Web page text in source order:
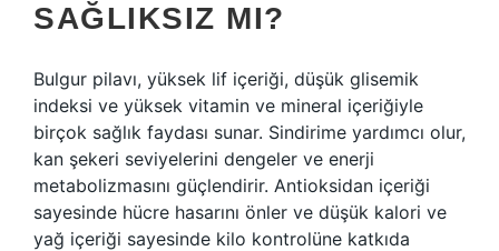
SAĞLIKSIZ MI?
Bulgur pilavı, yüksek lif içeriği, düşük glisemik
indeksi ve yüksek vitamin ve mineral içeriğiyle
birçok sağlık faydası sunar. Sindirime yardımcı olur,
kan şekeri seviyelerini dengeler ve enerji
metabolizmasını güçlendirir. Antioksidan içeriği
sayesinde hücre hasarını önler ve düşük kalori ve
yağ içeriği sayesinde kilo kontrolüne katkıda